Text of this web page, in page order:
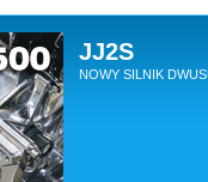
JJ2S
NOWY SILNIK